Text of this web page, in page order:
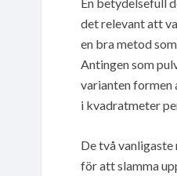
det relevant att
en bra metod
Antingen som
varianten formen
i kvadratmeter
De två
för att slamma